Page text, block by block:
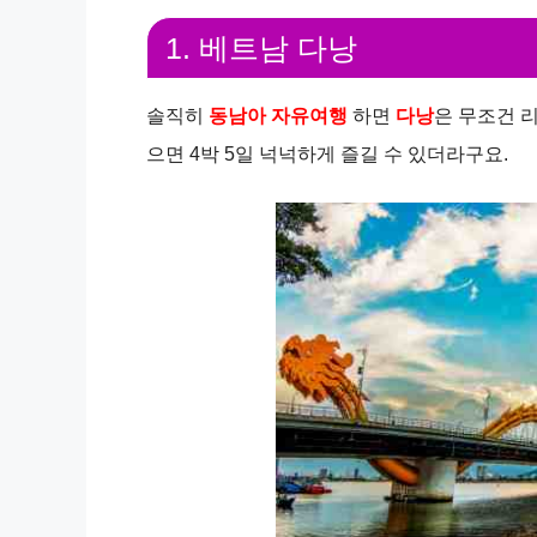
1. 베트남 다낭
솔직히 동남아 자유여행 하면 다낭은 무조건
으면 4박 5일 넉넉하게 즐길 수 있더라구요.